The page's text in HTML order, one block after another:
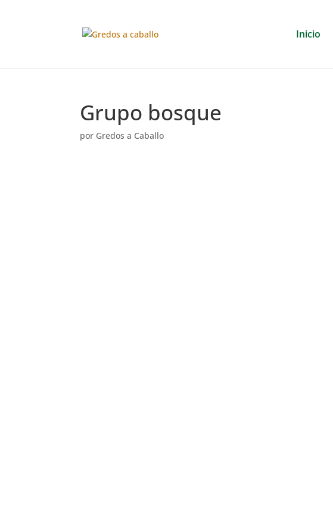
Inicio
Grupo bosque
por Gredos a Caballo